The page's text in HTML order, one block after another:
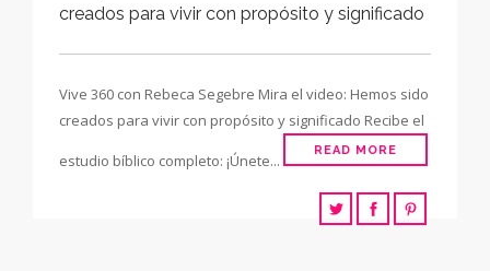
creados para vivir con propósito y significado
Vive 360 con Rebeca Segebre Mira el video: Hemos sido
creados para vivir con propósito y significado Recibe el
estudio bíblico completo: ¡Únete...
READ MORE